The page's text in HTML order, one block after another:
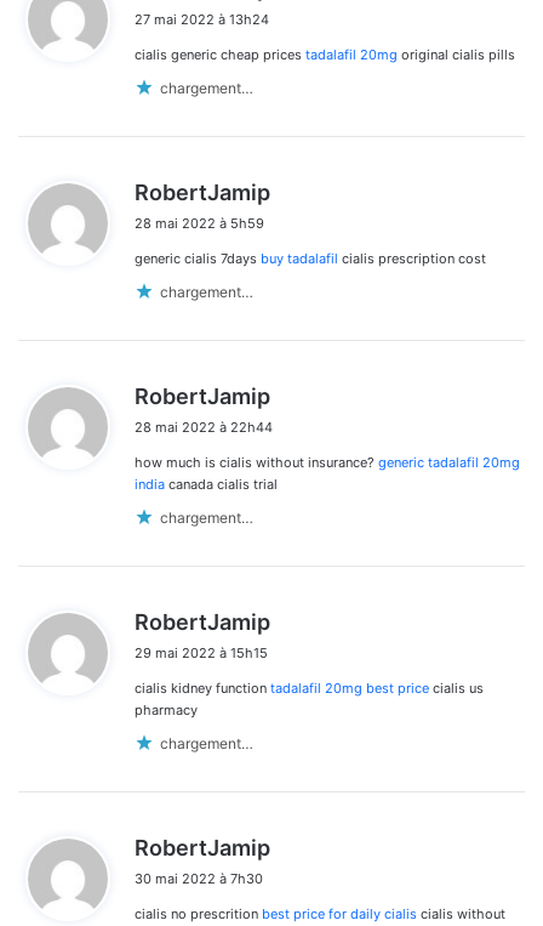
27 mai 2022 à 13h24
cialis generic cheap prices tadalafil 20mg original cialis pills
chargement…
RobertJamip
28 mai 2022 à 5h59
generic cialis 7days buy tadalafil cialis prescription cost
chargement…
RobertJamip
t
:
28 mai 2022 à 22h44
how much is cialis without insurance? generic tadalafil 20mg
india canada cialis trial
chargement…
RobertJamip
29 mai 2022 à 15h15
cialis kidney function tadalafil 20mg best price cialis us
pharmacy
chargement…
RobertJamip
30 mai 2022 à 7h30
cialis no prescrition best price for daily cialis cialis without